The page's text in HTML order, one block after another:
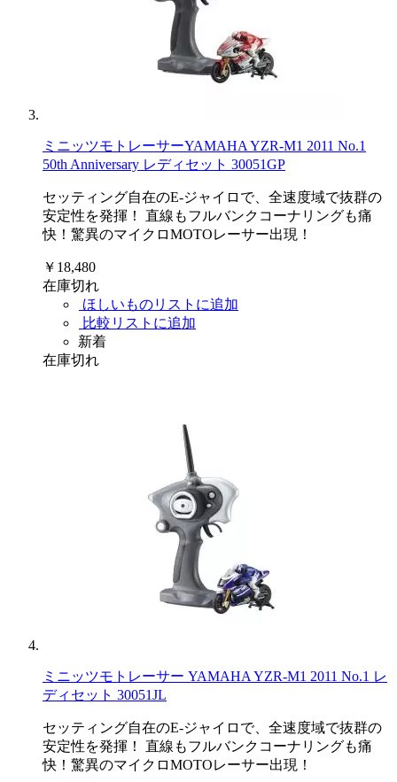
ミニッツモトレーサーYAMAHA YZR-M1 2011 No.1
50th Anniversary レディセット 30051GP
セッティング自在のE-ジャイロで、全速度域で抜群の
安定性を発揮！ 直線もフルバンクコーナリングも痛
快！驚異のマイクロMOTOレーサー出現！
￥18,480
在庫切れ
ほしいものリストに追加
比較リストに追加
新着
在庫切れ
ミニッツモトレーサー YAMAHA YZR-M1 2011 No.1 レ
ディセット 30051JL
セッティング自在のE-ジャイロで、全速度域で抜群の
安定性を発揮！ 直線もフルバンクコーナリングも痛
快！驚異のマイクロMOTOレーサー出現！